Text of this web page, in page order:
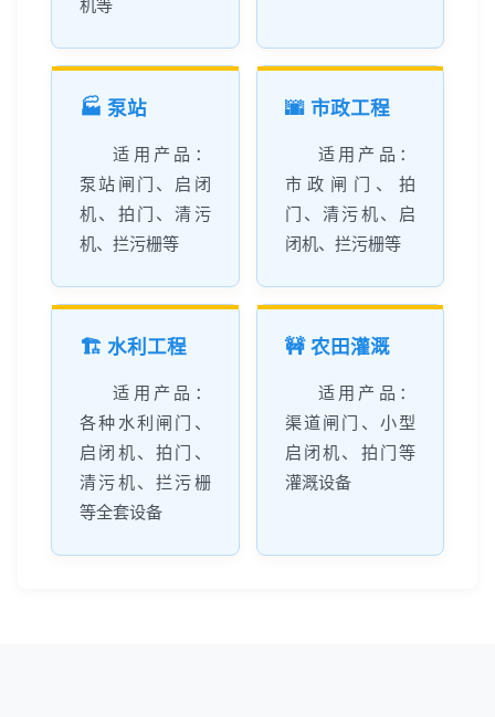
机等
🏭 泵站
适用产品：
泵站闸门、启闭
机、拍门、清污
机、拦污栅等
🌆 市政工程
适用产品：
市政闸门、拍
门、清污机、启
闭机、拦污栅等
🏗️ 水利工程
适用产品：
各种水利闸门、
启闭机、拍门、
清污机、拦污栅
等全套设备
🚧 农田灌溉
适用产品：
渠道闸门、小型
启闭机、拍门等
灌溉设备